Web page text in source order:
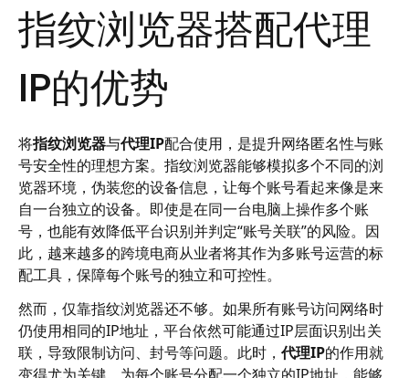
指纹浏览器搭配代理
IP的优势
将指纹浏览器与代理IP配合使用，是提升网络匿名性与账
号安全性的理想方案。指纹浏览器能够模拟多个不同的浏
览器环境，伪装您的设备信息，让每个账号看起来像是来
自一台独立的设备。即使是在同一台电脑上操作多个账
号，也能有效降低平台识别并判定“账号关联”的风险。因
此，越来越多的跨境电商从业者将其作为多账号运营的标
配工具，保障每个账号的独立和可控性。
然而，仅靠指纹浏览器还不够。如果所有账号访问网络时
仍使用相同的IP地址，平台依然可能通过IP层面识别出关
联，导致限制访问、封号等问题。此时， 代理IP的作用就
变得尤为关键。为每个账号分配一个独立的IP地址，能够